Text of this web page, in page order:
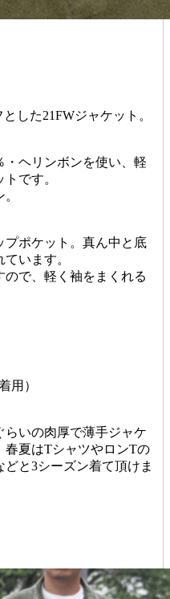
した21FWジャケット。
・ヘリンボンを使い、軽
です。
プポケット。真ん中と底
います。
で、軽く袖をまくれる
用）
らいの肉厚で薄手ジャケ
春夏はTシャツやロンTの
どと3シーズン着て頂けま